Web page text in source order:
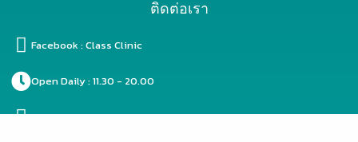
ติดต่อเรา
Facebook : Class Clinic
Open Daily : 11.30 - 20.00
Line ID : @classclinic​